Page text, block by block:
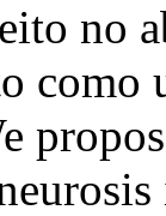
no
como